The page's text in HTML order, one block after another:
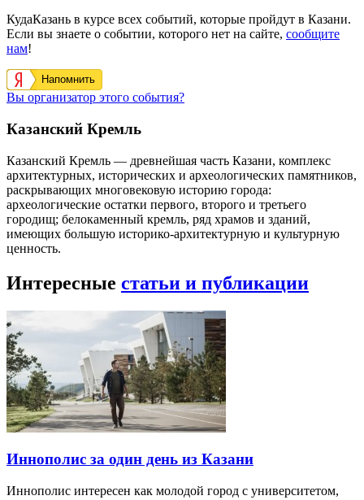
КудаКазань в курсе всех событий, которые пройдут в Казани.
Если вы знаете о событии, которого нет на сайте, сообщите
нам!
Напомнить
Вы организатор этого события?
Казанский Кремль
Казанский Кремль — древнейшая часть Казани, комплекс
архитектурных, исторических и археологических памятников,
раскрывающих многовековую историю города:
археологические остатки первого, второго и третьего
городищ; белокаменный кремль, ряд храмов и зданий,
имеющих большую историко-архитектурную и культурную
ценность.
Интересные статьи и публикации
Иннополис за один день из Казани
Иннополис интересен как молодой город с университетом,